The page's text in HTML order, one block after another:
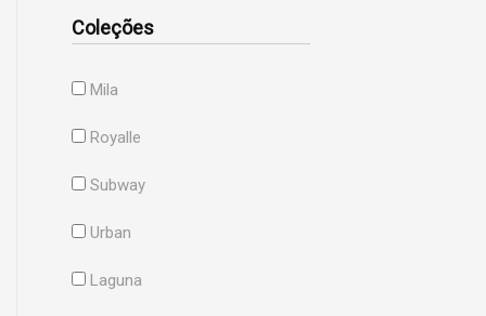
Coleções
Mila
Royalle
Subway
Urban
Laguna